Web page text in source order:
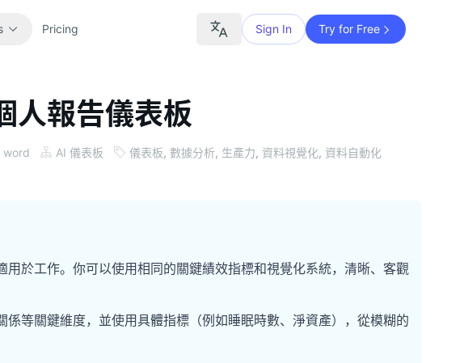
Pricing Sign In Try for Free
人報告儀表板
word AI 儀表板 儀表板, 數據分析, 生產力, 資料視覺化, 資料自動化
用於工作。你可以使用相同的關鍵績效指標和視覺化系統，清晰、客觀
係等關鍵維度，並使用具體指標（例如睡眠時數、淨資產），從模糊的